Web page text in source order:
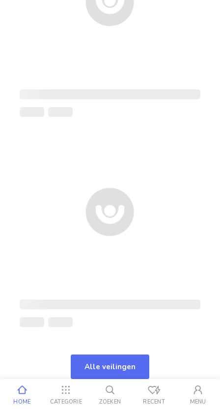
Alle veilingen
HOME CATEGORIE ZOEKEN RECENT MENU